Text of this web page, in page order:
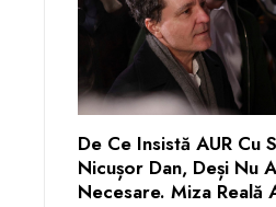
De Ce Insistă AUR Cu
Nicușor Dan, Deși Nu
Necesare. Miza Reală